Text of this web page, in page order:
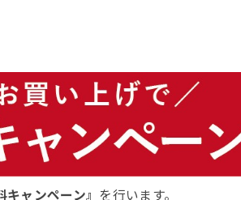
ャンペーン』 を行います。